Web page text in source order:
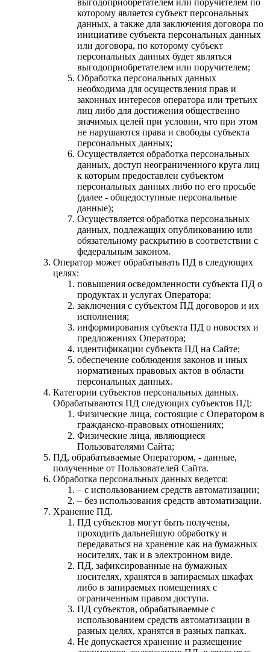
выгодоприобретателем или поручителем по
которому является субъект персональных
данных, а также для заключения договора по
инициативе субъекта персональных данных
или договора, по которому субъект
персональных данных будет являться
выгодоприобретателем или поручителем;
Обработка персональных данных
необходима для осуществления прав и
законных интересов оператора или третьих
лиц либо для достижения общественно
значимых целей при условии, что при этом
не нарушаются права и свободы субъекта
персональных данных;
Осуществляется обработка персональных
данных, доступ неограниченного круга лиц
к которым предоставлен субъектом
персональных данных либо по его просьбе
(далее - общедоступные персональные
данные);
Осуществляется обработка персональных
данных, подлежащих опубликованию или
обязательному раскрытию в соответствии с
федеральным законом.
Оператор может обрабатывать ПД в следующих
целях:
повышения осведомленности субъекта ПД о
продуктах и услугах Оператора;
заключения с субъектом ПД договоров и их
исполнения;
информирования субъекта ПД о новостях и
предложениях Оператора;
идентификации субъекта ПД на Сайте;
обеспечение соблюдения законов и иных
нормативных правовых актов в области
персональных данных.
Категории субъектов персональных данных.
Обрабатываются ПД следующих субъектов ПД:
Физические лица, состоящие с Оператором в
гражданско-правовых отношениях;
Физические лица, являющиеся
Пользователями Сайта;
ПД, обрабатываемые Оператором, - данные,
полученные от Пользователей Сайта.
Обработка персональных данных ведется:
– с использованием средств автоматизации;
– без использования средств автоматизации.
Хранение ПД.
ПД субъектов могут быть получены,
проходить дальнейшую обработку и
передаваться на хранение как на бумажных
носителях, так и в электронном виде.
ПД, зафиксированные на бумажных
носителях, хранятся в запираемых шкафах
либо в запираемых помещениях с
ограниченным правом доступа.
ПД субъектов, обрабатываемые с
использованием средств автоматизации в
разных целях, хранятся в разных папках.
Не допускается хранение и размещение